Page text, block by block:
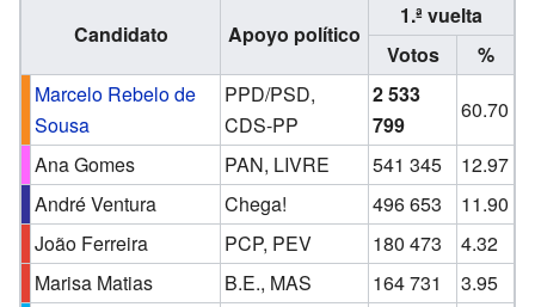
Candidato Apoyo político
1.ª vuelta
Votos
%
Marcelo Rebelo de
Sousa
PPD/PSD,
CDS-PP
2 533
799
60.70
Ana Gomes
PAN, LIVRE 541 345
12.97
André Ventura
Chega! 496 653
11.90
João Ferreira
PCP, PEV 180 473
4.32
Marisa Matias
B.E., MAS 164 731
3.95